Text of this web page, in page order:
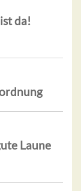
da!
Laune